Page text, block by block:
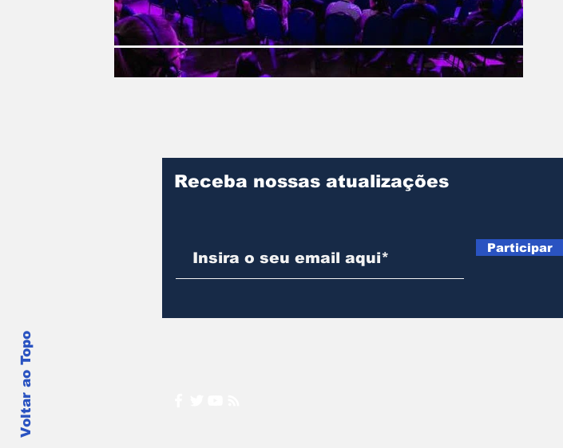
Voltar ao Topo
Receba nossas atualizações
Participar